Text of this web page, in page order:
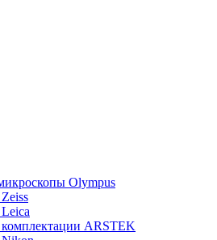
Olympus
ARSTEK